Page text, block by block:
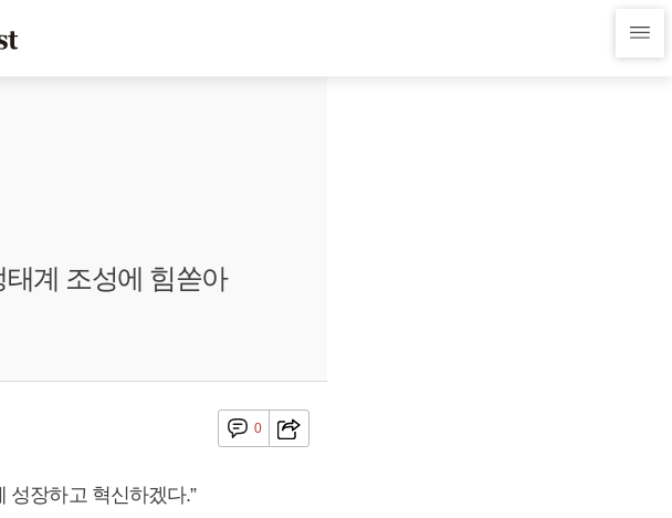
계 조성에 힘쏟아
0
성장하고 혁신하겠다.”